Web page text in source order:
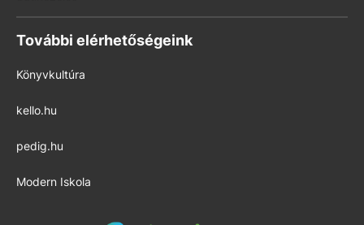
További elérhetőségeink
Könyvkultúra
kello.hu
pedig.hu
Modern Iskola